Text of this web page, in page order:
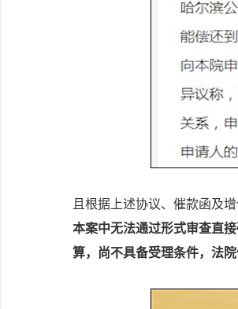
且根据上述协议、催款函及
本案中无法通过形式审查直
算，尚不具备受理条件，法院